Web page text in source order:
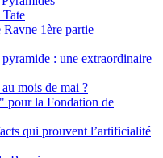
1ère partie
: une extraordinaire
mois de mai ?
pour la Fondation de
qui prouvent l’artificialité